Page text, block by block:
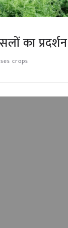
का प्रदर्शन
crops